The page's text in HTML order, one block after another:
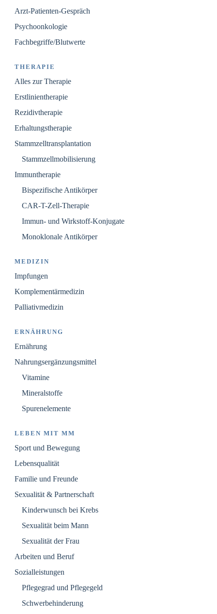
Arzt-Patienten-Gespräch
Psychoonkologie
Fachbegriffe/Blutwerte
THERAPIE
Alles zur Therapie
Erstlinientherapie
Rezidivtherapie
Erhaltungstherapie
Stammzelltransplantation
Stammzellmobilisierung
Immuntherapie
Bispezifische Antikörper
CAR-T-Zell-Therapie
Immun- und Wirkstoff-Konjugate
Monoklonale Antikörper
MEDIZIN
Impfungen
Komplementärmedizin
Palliativmedizin
ERNÄHRUNG
Ernährung
Nahrungsergänzungsmittel
Vitamine
Mineralstoffe
Spurenelemente
LEBEN MIT MM
Sport und Bewegung
Lebensqualität
Familie und Freunde
Sexualität & Partnerschaft
Kinderwunsch bei Krebs
Sexualität beim Mann
Sexualität der Frau
Arbeiten und Beruf
Sozialleistungen
Pflegegrad und Pflegegeld
Schwerbehinderung